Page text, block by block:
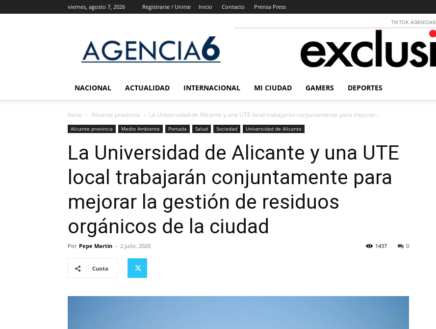
viernes, agosto 7, 2026 Registrarse / Unirse Inicio Contacto Prensa Press
6
Noticias
TIKTOK AGENCIA6
NACIONAL ACTUALIDAD INTERNACIONAL MI CIUDAD GAMERS DEPORTES
Inicio Alicante provincia La Universidad de Alicante y una UTE local trabajarán conjuntamente para mejorar...
Alicante provincia Medio Ambiente Portada Salud Sociedad Universidad de Alicante
La Universidad de Alicante y una UTE
local trabajarán conjuntamente para
mejorar la gestión de residuos
orgánicos de la ciudad
Por Pepe Martin - 2 julio, 2020 0
1437
Cuota